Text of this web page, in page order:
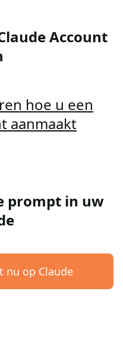
Account
hoe u een
aanmaakt
prompt in uw
nu op Claude